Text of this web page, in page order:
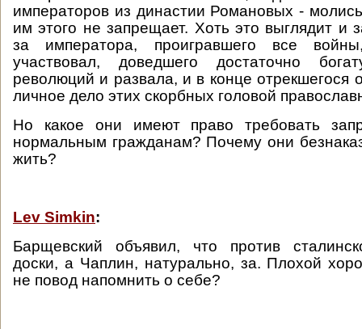
императоров из династии Романовых -
им этого не запрещает. Хоть это выглядит и
за императора, проигравшего все
участвовал, доведшего достаточно
революций и развала, и в конце отрекшегося
личное дело этих скорбных головой
Но какое они имеют право требовать
нормальным гражданам? Почему они
жить?
Lev Simkin:
Барщевский объявил, что против
доски, а Чаплин, натурально, за. Плохой
не повод напомнить о себе?